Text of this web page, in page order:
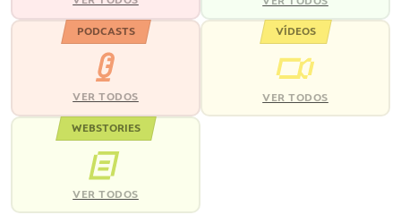
PODCASTS
VER TODOS
VÍDEOS
VER TODOS
WEBSTORIES
VER TODOS